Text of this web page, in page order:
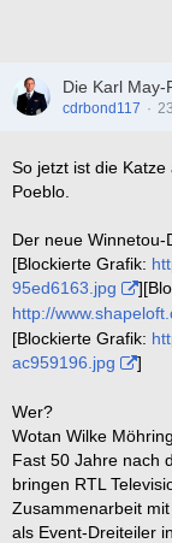
Die Karl May-
cdrbond117
So jetzt ist die
Poeblo.
Der neue Winnetou-
[Blockierte Grafik:
95ed6163.jpg
http://
[Blockierte Grafik:
ac959196.jpg
]
Wer?
Wotan Wilke
Fast 50 Jahre nach
bringen RTL
Zusammenarbeit
als Event-Dreiteiler